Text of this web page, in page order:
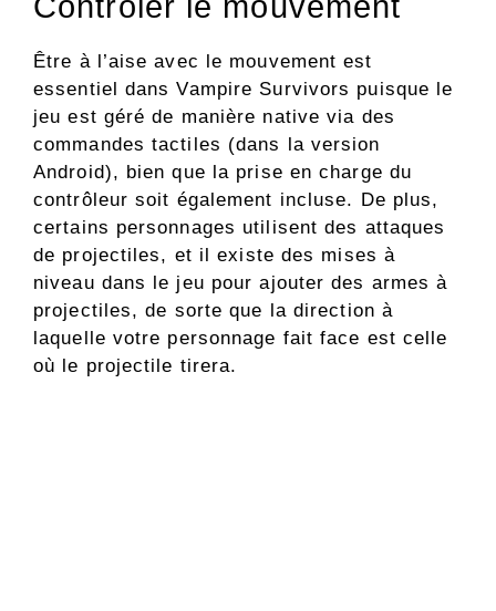
Être à l’aise avec le mouvement est
essentiel dans Vampire Survivors puisque le
jeu est géré de manière native via des
commandes tactiles (dans la version
Android), bien que la prise en charge du
contrôleur soit également incluse. De plus,
certains personnages utilisent des attaques
de projectiles, et il existe des mises à
niveau dans le jeu pour ajouter des armes à
projectiles, de sorte que la direction à
laquelle votre personnage fait face est celle
où le projectile tirera.